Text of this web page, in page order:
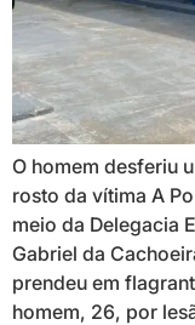
O homem desferiu
rosto da vítima A
meio da Delegacia
Gabriel da
prendeu em
homem, 26, por